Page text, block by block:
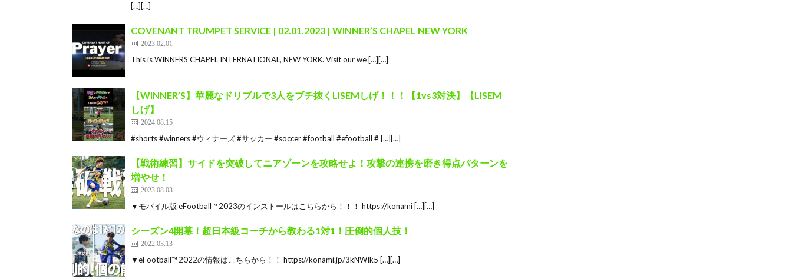
[…][…]
COVENANT TRUMPET SERVICE | 02.01.2023 | WINNER’S CHAPEL NEW YORK
2023.02.01
This is WINNERS CHAPEL INTERNATIONAL, NEW YORK. Visit our we […][…]
【WINNER’S】華麗なドリブルで3人をブチ抜くLISEMしげ！！！【1vs3対決】【LISEM
しげ】
2024.08.15
#shorts #winners #ウィナーズ #サッカー #soccer #football #efootball # […][…]
【戦術練習】サイドを突破してニアゾーンを攻略せよ！攻撃の連携を磨き得点パターンを
増やせ！
2023.08.03
▼モバイル版 eFootball™ 2023のインストールはこちらから！！！ https://konami […][…]
シーズン4開幕！超日本級コーチから教わる1対1！圧倒的個人技！
2022.03.13
▼eFootball™ 2022の情報はこちらから！！ https://konami.jp/3kNWIk5 […][…]